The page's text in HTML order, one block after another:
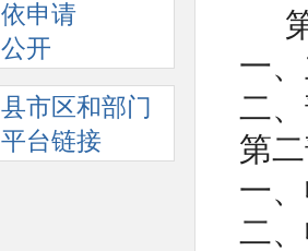
依申请
公开
县市区和部门
平台链接
一
二
第
一
二